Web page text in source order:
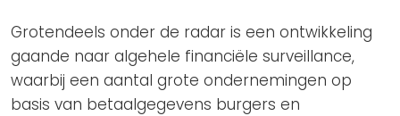
Grotendeels onder de radar is een ontwikkeling
gaande naar algehele financiële surveillance,
waarbij een aantal grote ondernemingen op
basis van betaalgegevens burgers en